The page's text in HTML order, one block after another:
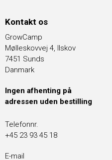
Kontakt os
GrowCamp
Mølleskovvej 4, Ilskov
7451 Sunds
Danmark
Ingen afhenting på
adressen uden bestilling
Telefonnr.
+45 23 93 45 18
E-mail